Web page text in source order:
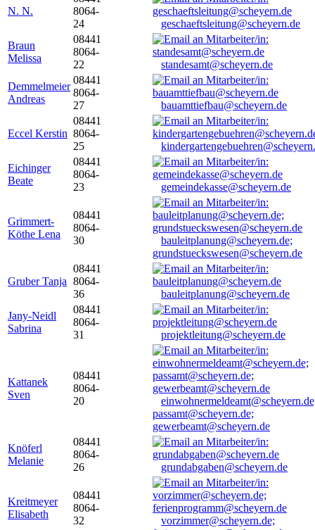
N. N.
8064-
24
geschaeftsleitung@scheyern.de
Braun
Melissa
08441
8064-
22
standesamt@scheyern.de
Demmelmeier
Andreas
08441
8064-
27
bauamttiefbau@scheyern.de
Eccel Kerstin
08441
8064-
25
Eichinger
Beate
08441
8064-
23
gemeindekasse@scheyern.de
Grimmert-
Köthe Lena
08441
8064-
30
bauleitplanung@scheyern.de;
grundstueckswesen@scheyern.de
Gruber Tanja
08441
8064-
36
bauleitplanung@scheyern.de
Jany-Neidl
Sabrina
08441
8064-
31
projektleitung@scheyern.de
Kattanek
Sven
08441
8064-
20
passamt@scheyern.de;
gewerbeamt@scheyern.de
Knöferl
Melanie
08441
8064-
26
grundabgaben@scheyern.de
Kreitmeyer
Elisabeth
08441
8064-
32
vorzimmer@scheyern.de;